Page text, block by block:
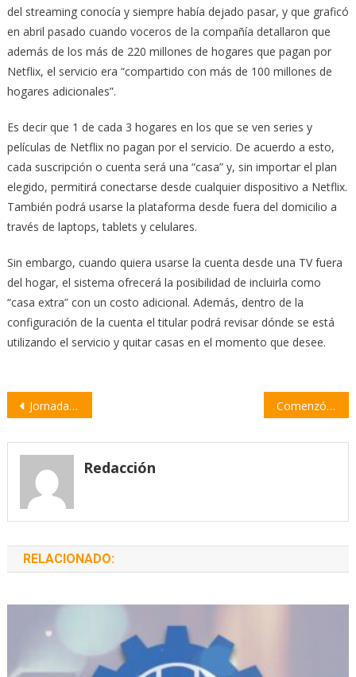
del streaming conocía y siempre había dejado pasar, y que graficó
en abril pasado cuando voceros de la compañía detallaron que
además de los más de 220 millones de hogares que pagan por
Netflix, el servicio era “compartido con más de 100 millones de
hogares adicionales”.
Es decir que 1 de cada 3 hogares en los que se ven series y
películas de Netflix no pagan por el servicio. De acuerdo a esto,
cada suscripción o cuenta será una “casa” y, sin importar el plan
elegido, permitirá conectarse desde cualquier dispositivo a Netflix.
También podrá usarse la plataforma desde fuera del domicilio a
través de laptops, tablets y celulares.
Sin embargo, cuando quiera usarse la cuenta desde una TV fuera
del hogar, el sistema ofrecerá la posibilidad de incluirla como
“casa extra” con un costo adicional. Además, dentro de la
configuración de la cuenta el titular podrá revisar dónde se está
utilizando el servicio y quitar casas en el momento que desee.
Navegación
entradas
Jornadas de la Juventud 2022: excelente convocatoria en Teatro y Baile Comenzó la construcción de un complejo cultural y gastronómico en Arroyo Seco
Redacción
RELACIONADO: